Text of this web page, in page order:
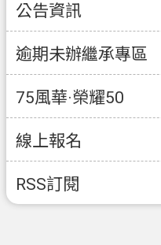
公告資訊
逾期未辦繼承專區
75風華·榮耀50
線上報名
RSS訂閱